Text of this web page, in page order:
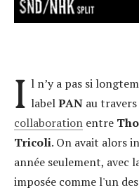
I l n’y a pas si
labelPANau travers
collaboration entre
Tricoli. On avait alors
année seulement, avec
imposée comme l'un